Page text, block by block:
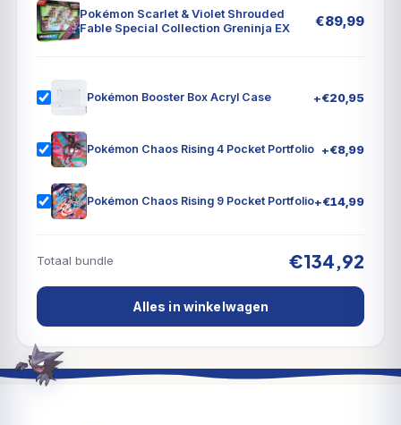
Kitakami!
voor op het vallen van de avond en ontdek een
Loyal Three (Okidogi, Munkidori en Fezandipiti)
opdraagt om zijn snode bevelen uit te voeren.
Ondertussen sluit Revavroom ex zich aan bij de
elektrische Pokémon (Terastallize kaart) en maakt
Pokémon SV – Shrouded Fable!
Pokémon Scarlet & Violet Shrouded
Fable Special Collection Greninja EX
€89,99
Pokémon Booster Box Acryl Case +€20,95
Pokémon Chaos Rising 4 Pocket Portfolio +€8,99
Pokémon Chaos Rising 9 Pocket Portfolio+€14,99
Totaal bundle €134,92
Alles in winkelwagen